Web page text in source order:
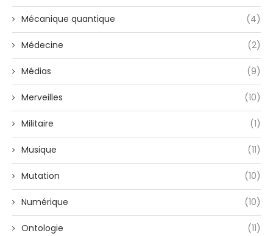
Mécanique quantique (4)
Médecine (2)
Médias (9)
Merveilles (10)
Militaire (1)
Musique (11)
Mutation (10)
Numérique (10)
Ontologie (11)